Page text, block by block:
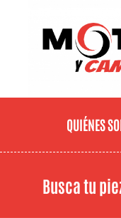
QUIÉNES
Busca tu